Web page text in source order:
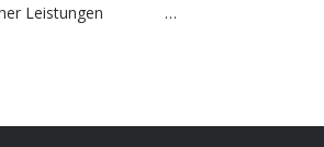
Leistungen …